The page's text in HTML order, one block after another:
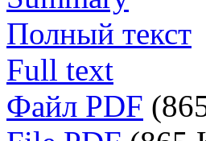
Полный текст
Full text
Файл PDF